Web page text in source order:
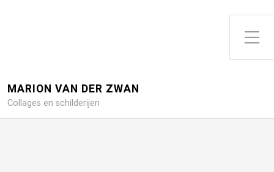
Toggle
MARION VAN DER ZWAN
Collages en schilderijen